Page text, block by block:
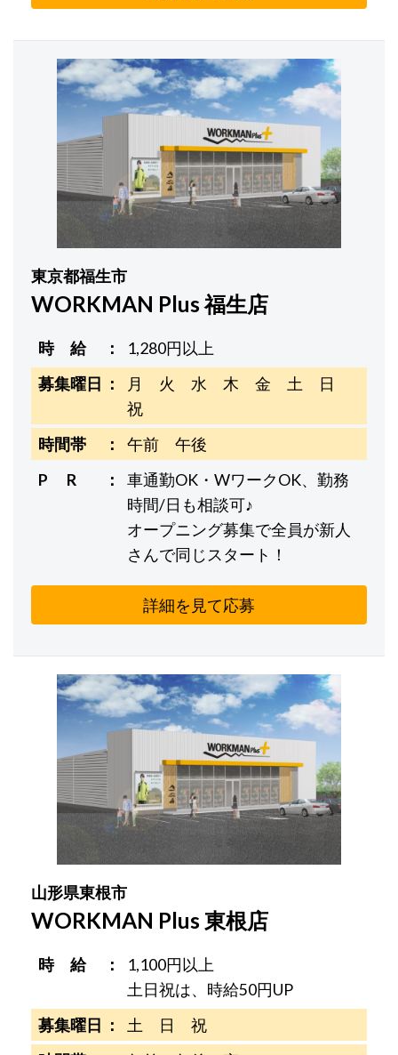
東京都福生市
WORKMAN Plus 福生店
時 給
1,280円以上
募集曜日
月 火 水 木 金 土 日
祝
時間帯
午前 午後
P R
車通勤OK・WワークOK、勤務
時間/日も相談可♪
オープニング募集で全員が新人
さんで同じスタート！
詳細を見て応募
山形県東根市
WORKMAN Plus 東根店
時 給
1,100円以上
土日祝は、時給50円UP
募集曜日
土 日 祝